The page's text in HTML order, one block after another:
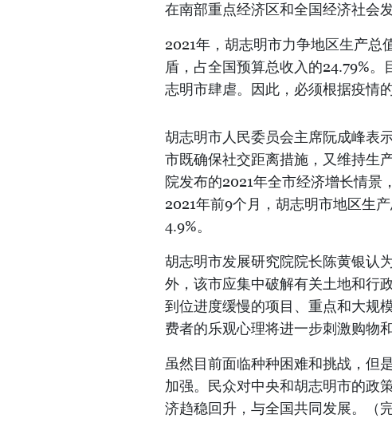
在南部重点经济区和全国经济社会
2021年，胡志明市力争地区生产总
盾，占全国预算总收入的24.79%
志明市肆虐。因此，必须根据疫情
胡志明市人民委员会主席阮成峰表
市既确保社交距离措施，又维持生
院发布的2021年全市经济增长情景
2021年前9个月，胡志明市地区生
4.9%。
胡志明市发展研究院院长陈黄银认
外，该市应集中破解有关土地和行
到位进度缓慢的项目、重点和大规
费者的乐观心理将进一步刺激购物
虽然目前面临种种困难和挑战，但
加强。民众对中央和胡志明市的政
济趋稳回升，与全国共同发展。（完